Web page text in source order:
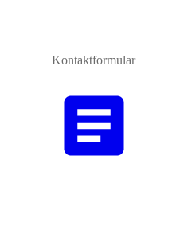
Kontaktformular